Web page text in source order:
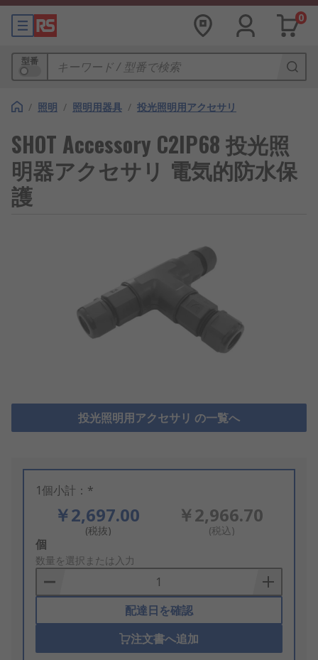
0
型番
/ 照明 / 照明用器具 / 投光照明用アクセサリ
SHOT Accessory C2IP68 投光照
明器アクセサリ 電気的防水保
護
投光照明用アクセサリ の一覧へ
1個小計：*
￥2,697.00
(税抜)
￥2,966.70
(税込)
Add
to
Basket
個
数量を選択または入力
配達日を確認
注文書へ追加